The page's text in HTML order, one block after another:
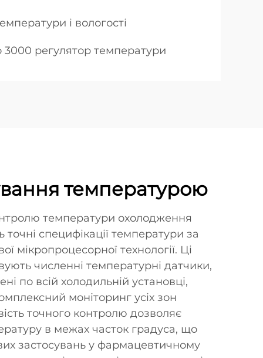
і вологості
3000 регулятор температури
температурою
температури охолодження
специфікації температури за
мікропроцесорної технології. Ці
численні температурні датчики,
по всій холодильній установці,
моніторинг усіх зон
точного контролю дозволяє
в межах часток градуса, що
застосувань у фармацевтичному